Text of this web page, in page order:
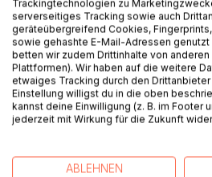
dann nehm ich euch fest in die
und pack meinen Koffer aus.
Warum schwimmt der Grottenolm
Wer hat den rosa Farbstift
Und ist Weihnachten auch, wenn
über die Dinge, die wir lieben,
Trackingtechnologien zu
serverseitiges Tracking sowie auch
geräteübergreifend Cookies,
sowie gehashte E-Mail-Adressen
betten wir zudem Drittinhalte von
Plattformen). Wir haben auf die weitere
etwaiges Tracking durch den
Einstellung willigst du in die oben
kannst deine Einwilligung (z. B. im Footer
jederzeit mit Wirkung für die Zukunft
ABLEHNEN